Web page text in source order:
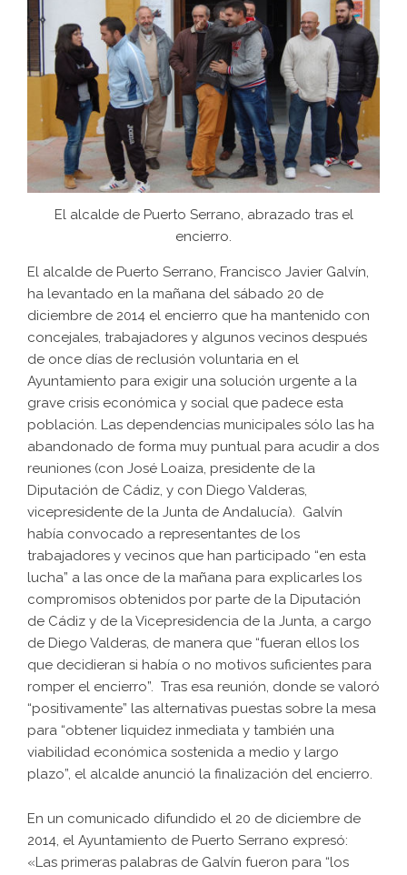
El alcalde de Puerto Serrano, abrazado tras el
encierro.
El alcalde de Puerto Serrano, Francisco Javier Galvín,
ha levantado en la mañana del sábado 20 de
diciembre de 2014 el encierro que ha mantenido con
concejales, trabajadores y algunos vecinos después
de once días de reclusión voluntaria en el
Ayuntamiento para exigir una solución urgente a la
grave crisis económica y social que padece esta
población. Las dependencias municipales sólo las ha
abandonado de forma muy puntual para acudir a dos
reuniones (con José Loaiza, presidente de la
Diputación de Cádiz, y con Diego Valderas,
vicepresidente de la Junta de Andalucía). Galvín
había convocado a representantes de los
trabajadores y vecinos que han participado “en esta
lucha” a las once de la mañana para explicarles los
compromisos obtenidos por parte de la Diputación
de Cádiz y de la Vicepresidencia de la Junta, a cargo
de Diego Valderas, de manera que “fueran ellos los
que decidieran si había o no motivos suficientes para
romper el encierro”. Tras esa reunión, donde se valoró
“positivamente” las alternativas puestas sobre la mesa
para “obtener liquidez inmediata y también una
viabilidad económica sostenida a medio y largo
plazo”, el alcalde anunció la finalización del encierro.
En un comunicado difundido el 20 de diciembre de
2014, el Ayuntamiento de Puerto Serrano expresó:
«Las primeras palabras de Galvín fueron para “los